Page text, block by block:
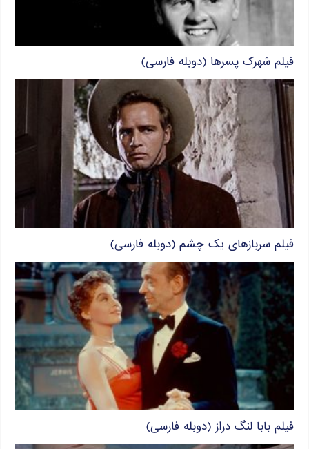
فیلم شهرک پسرها (دوبله فارسی)
فیلم سربازهای یک چشم (دوبله فارسی)
فیلم بابا لنگ دراز (دوبله فارسی)